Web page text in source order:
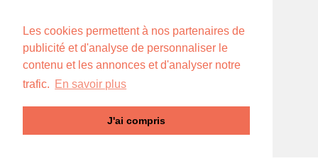
Les cookies permettent à nos partenaires de
publicité et d'analyse de personnaliser le
contenu et les annonces et d'analyser notre
trafic. En savoir plus
J'ai compris